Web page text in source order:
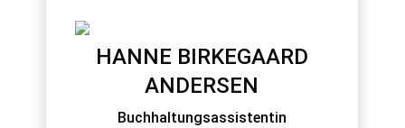
HANNE BIRKEGAARD
ANDERSEN
Buchhaltungsassistentin